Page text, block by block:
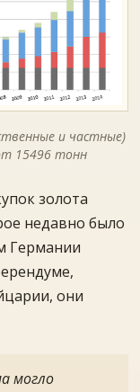
и частные)
15496 тонн
золота
недавно было
Германии
они
могло